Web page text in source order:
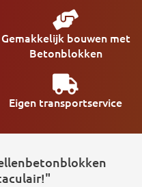
Gemakkelijk bouwen met
Betonblokken
Eigen transportservice